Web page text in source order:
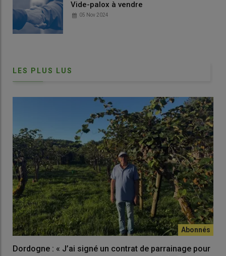
Technique de l'insecte stérile : rester souverain sur
Vide-palox à vendre
05 Nov 2024
LES PLUS LUS
Dordogne : « J’ai signé un contrat de parrainage pour